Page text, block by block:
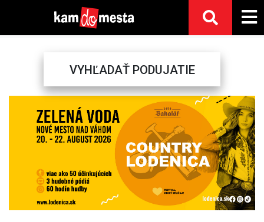
VYHĽADAŤ PODUJATIE
Next